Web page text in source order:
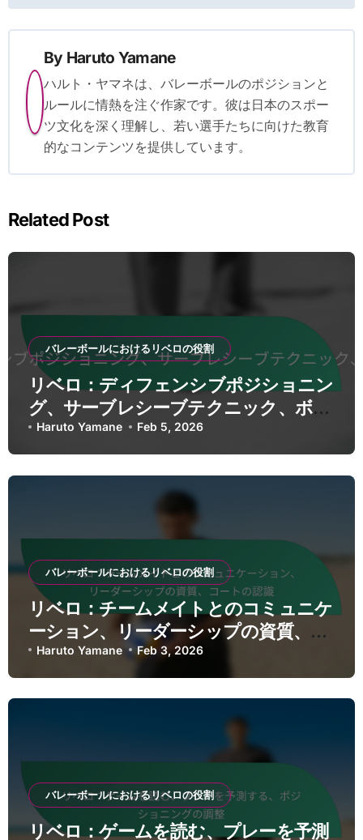
By Haruto Yamane
ハルト・ヤマネは、バレーボールのポジションと
ルールに情熱を注ぐ作家です。彼は日本のスポー
ツ文化を深く理解し、若い選手たちに向けた教育
的なコンテンツを提供しています。
Related Post
バレーボールにおけるリベロの役割
リベロ：ディフェンシブポジショニン
グ、サーブレシーブテクニック、ボー
ルコントロール
Haruto Yamane Feb 5, 2026
バレーボールにおけるリベロの役割
リベロ：チームメイトとのコミュニケ
ーション、リーダーシップの資質、コ
ートの認識
Haruto Yamane Feb 3, 2026
バレーボールにおけるリベロの役割
リベロ：ゲームを読む、プレーを予測